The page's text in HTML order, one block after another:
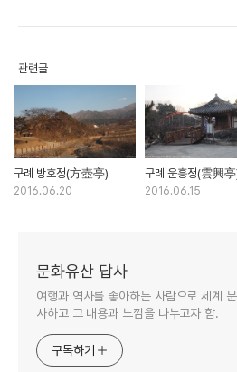
관련글
구례 방호정(方壺亭)
2016.06.20
구례 운흥정(雲興
2016.06.15
문화유산 답사
여행과 역사를 좋아하는 사람으로 세계
사하고 그 내용과 느낌을 나누고자 함.
구독하기